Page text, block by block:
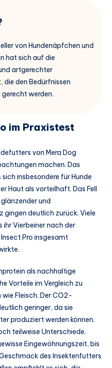
von Hundenäpfchen und
hat sich auf die
artgerechter
den Bedürfnissen
gerecht werden.
im Praxistest
von Mera Dog
machen. Das
insbesondere für Hunde
Haut als vorteilhaft. Das Fell
und
gingen deutlich zurück. Viele
Vierbeiner nach der
Pro insgesamt
als nachhaltige
Vorteile im Vergleich zu
Fleisch. Der CO2-
geringer, da sie
produziert werden können.
teilweise Unterschiede.
Eingewöhnungszeit, bis
des Insektenfutters